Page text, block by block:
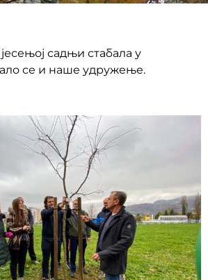
садњи стабала у
се и наше удружење.